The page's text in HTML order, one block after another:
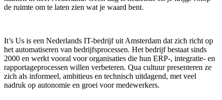
de ruimte om te laten zien wat je waard bent.
It’s Us is een Nederlands IT-bedrijf uit Amsterdam dat zich richt op
het automatiseren van bedrijfsprocessen. Het bedrijf bestaat sinds
2000 en werkt vooral voor organisaties die hun ERP-, integratie- en
rapportageprocessen willen verbeteren. Qua cultuur presenteren ze
zich als informeel, ambitieus en technisch uitdagend, met veel
nadruk op autonomie en groei voor medewerkers.